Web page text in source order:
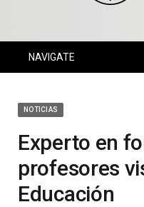
NAVIGATE
NOTICIAS
Experto en
profesores
Educación